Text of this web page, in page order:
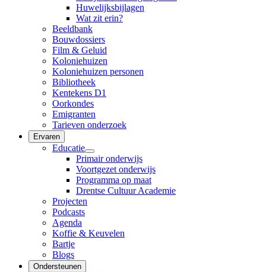
Huwelijksbijlagen
Wat zit erin?
Beeldbank
Bouwdossiers
Film & Geluid
Koloniehuizen
Koloniehuizen personen
Bibliotheek
Kentekens D1
Oorkondes
Emigranten
Tarieven onderzoek
Ervaren
Educatie
Primair onderwijs
Voortgezet onderwijs
Programma op maat
Drentse Cultuur Academie
Projecten
Podcasts
Agenda
Koffie & Keuvelen
Bartje
Blogs
Ondersteunen